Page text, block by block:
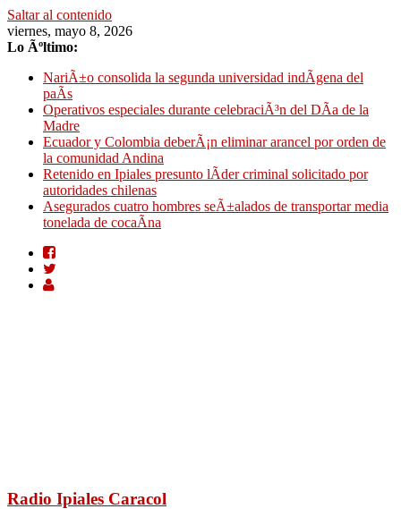
Saltar al contenido
viernes, mayo 8, 2026
Lo Ãºltimo:
NariÃ±o consolida la segunda universidad indÃ­gena del
paÃ­s
Operativos especiales durante celebraciÃ³n del DÃ­a de la
Madre
Ecuador y Colombia deberÃ¡n eliminar arancel por orden de
la comunidad Andina
Retenido en Ipiales presunto lÃ­der criminal solicitado por
autoridades chilenas
Asegurados cuatro hombres seÃ±alados de transportar media
tonelada de cocaÃ­na
Radio Ipiales Caracol